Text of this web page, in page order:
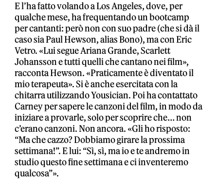
E l’ha fatto volando a Los Angeles, dove, per
qualche mese, ha frequentando un bootcamp
per cantanti: però non con suo padre (che si dà il
caso sia Paul Hewson, alias Bono), ma con Eric
Vetro. «Lui segue Ariana Grande, Scarlett
Johansson e tutti quelli che cantano nei film»,
racconta Hewson. «Praticamente è diventato il
mio terapeuta». Si è anche esercitata con la
chitarra utilizzando Yousician. Poi ha contattato
Carney per sapere le canzoni del film, in modo da
iniziare a provarle, solo per scoprire che… non
c’erano canzoni. Non ancora. «Gli ho risposto:
“Ma che cazzo? Dobbiamo girare la prossima
settimana!”. E lui: “Sì, sì, ma io e te andremo in
studio questo fine settimana e ci inventeremo
qualcosa”».